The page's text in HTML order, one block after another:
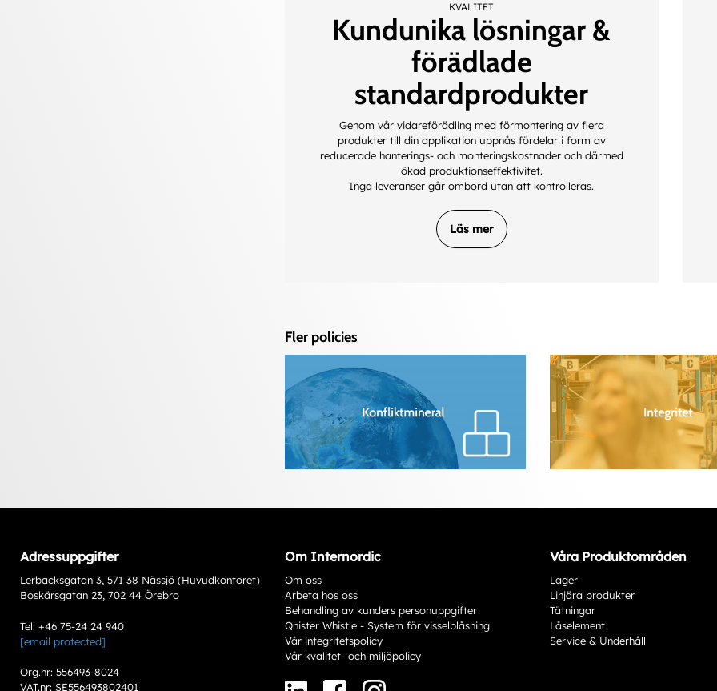
KVALITET
Kundunika lösningar &
förädlade
standardprodukter
Genom vår vidareförädling med förmontering av flera
produkter till din applikation uppnås fördelar i form av
reducerade hanterings- och monteringskostnader och därmed
ökad produktionseffektivitet.
Inga leveranser går ombord utan att kontrolleras.
Läs mer
Fler policies
Adressuppgifter
Lerbacksgatan 3, 571 38 Nässjö (Huvudkontoret)
Boskärsgatan 23, 702 44 Örebro
Tel: +46 75-24 24 940
[email protected]
Org.nr: 556493-8024
VAT.nr: SE556493802401
Om Internordic
Om oss
Arbeta hos oss
Behandling av kunders personuppgifter
Qnister Whistle - System för visselblåsning
Vår integritetspolicy
Vår kvalitet- och miljöpolicy
Våra Produktområden
Lager
Linjära produkter
Tätningar
Låselement
Service & Underhåll